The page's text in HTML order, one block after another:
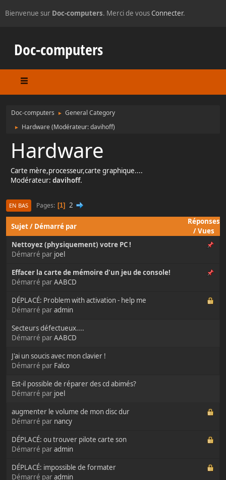
Bienvenue sur Doc-computers. Merci de vousConnecter.
Doc-computers
Doc-computers ► General Category
► Hardware (Modérateur:davihoff)
Hardware
Carte mère,processeur,carte graphique....
Modérateur: davihoff.
EN BAS Pages 1 2
Sujet/ Démarré par
Réponses
/Vues
Nettoyez (physiquement) votre PC !
Démarré par joel
Effacer la carte de mémoire d'un jeu de console!
Démarré parAABCD
DÉPLACÉ: Problem with activation - help me
Démarré paradmin
Secteurs défectueux....
Démarré parAABCD
J'ai un soucis avec mon clavier !
Démarré par Falco
Est-il possible de réparer des cd abimés?
Démarré par joel
augmenter le volume de mon disc dur
Démarré par nancy
DÉPLACÉ: ou trouver pilote carte son
Démarré paradmin
DÉPLACÉ: impossible de formater
Démarré paradmin